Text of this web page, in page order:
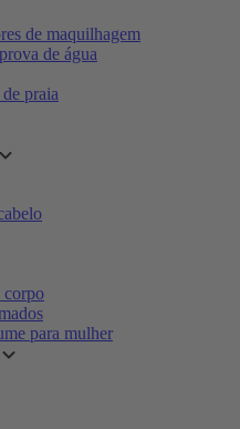
de maquilhagem
de água
praia
corpo
para mulher